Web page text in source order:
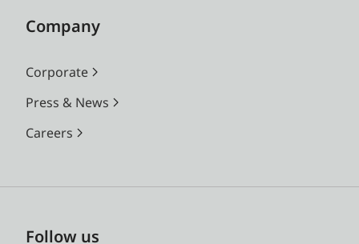
Company
Corporate
Press & News
Careers
Follow us